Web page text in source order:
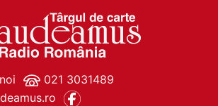
021 3031489